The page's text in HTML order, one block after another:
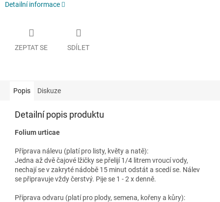
Detailní informace
ZEPTAT SE SDÍLET
Popis Diskuze
Detailní popis produktu
Folium urticae
Příprava nálevu (platí pro listy, květy a natě):
Jedna až dvě čajové lžičky se přelijí 1/4 litrem vroucí vody,
nechají se v zakryté nádobě 15 minut odstát a scedí se. Nálev
se připravuje vždy čerstvý. Pije se 1 - 2 x denně.
Příprava odvaru (platí pro plody, semena, kořeny a kůry):